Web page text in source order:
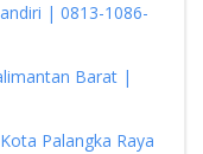
| 0813-1086-
Barat |
Palangka Raya